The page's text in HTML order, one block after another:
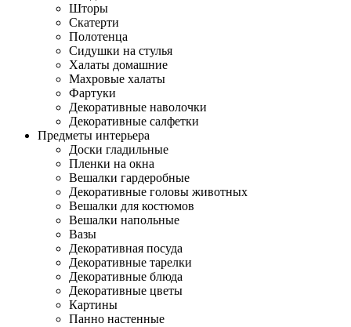
Шторы
Скатерти
Полотенца
Сидушки на стулья
Халаты домашние
Махровые халаты
Фартуки
Декоративные наволочки
Декоративные салфетки
Предметы интерьера
Доски гладильные
Пленки на окна
Вешалки гардеробные
Декоративные головы животных
Вешалки для костюмов
Вешалки напольные
Вазы
Декоративная посуда
Декоративные тарелки
Декоративные блюда
Декоративные цветы
Картины
Панно настенные